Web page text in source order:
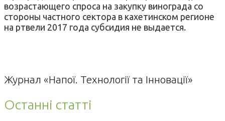
возрастающего спроса на закупку винограда со
стороны частного сектора в кахетинском регионе
на ртвели 2017 года субсидия не выдается.
Журнал «Напої. Технології та Інновації»
Останні статті